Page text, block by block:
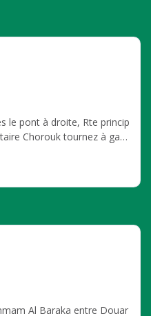
le pont à droite, Rte princip
Chorouk tournez à gau
Al Baraka entre Douar